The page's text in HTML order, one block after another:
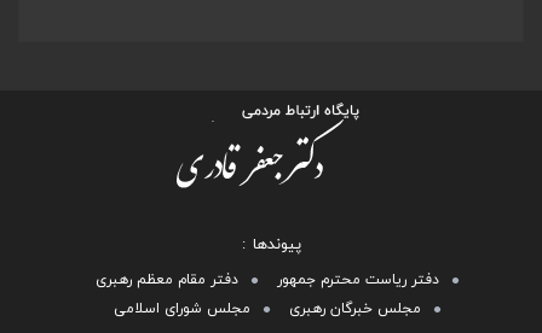
پیوندها
دفتر ریاست محترم جمهور
دفتر مقام معظم رهبری
مجلس خبرگان رهبری
مجلس شورای اسلامی